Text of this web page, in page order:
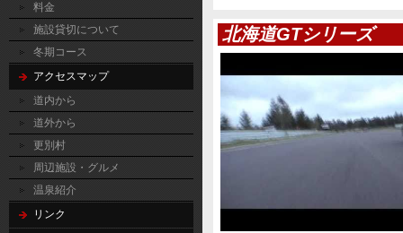
料金
施設貸切について
冬期コース
アクセスマップ
道内から
道外から
更別村
周辺施設・グルメ
温泉紹介
リンク
北海道GTシリーズ